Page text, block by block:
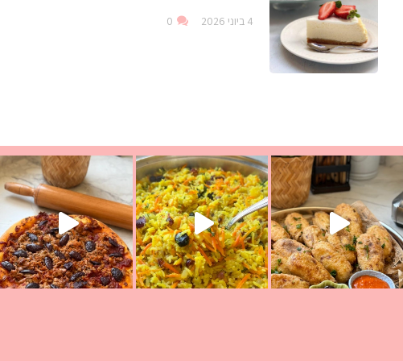
4 ביוני 2026 0
ולכבוד שבת קודשלמתכון
של תשעת הימים ולמה היא נקראת ככה? ההסבר בסרטו